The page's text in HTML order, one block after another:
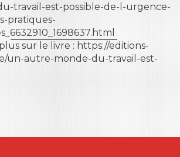
travail-est-possible-de-l-urgence-
pratiques-
sur le livre : https://editions-
un-autre-monde-du-travail-est-